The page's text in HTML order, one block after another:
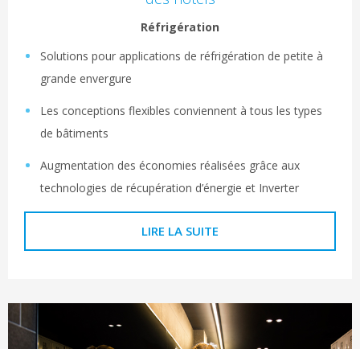
Réfrigération
Solutions pour applications de réfrigération de petite à
grande envergure
Les conceptions flexibles conviennent à tous les types
de bâtiments
Augmentation des économies réalisées grâce aux
technologies de récupération d’énergie et Inverter
LIRE LA SUITE